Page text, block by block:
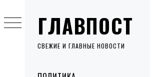
ГЛАВПОСТ
СВЕЖИЕ И ГЛАВНЫЕ НОВОСТИ
to
content